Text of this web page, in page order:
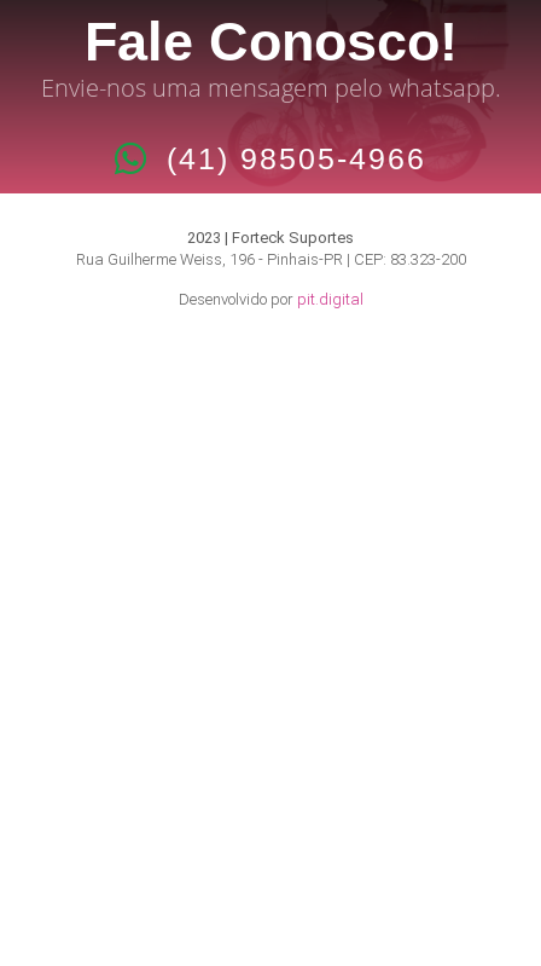
Fale Conosco!
Envie-nos uma mensagem pelo whatsapp.
(41) 98505-4966
2023 | Forteck Suportes
Rua Guilherme Weiss, 196 - Pinhais-PR | CEP: 83.323-200
Desenvolvido por pit.digital